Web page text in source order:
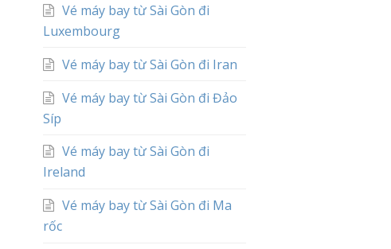
Vé máy bay từ Sài Gòn đi
Luxembourg
Vé máy bay từ Sài Gòn đi Iran
Vé máy bay từ Sài Gòn đi Đảo
Síp
Vé máy bay từ Sài Gòn đi
Ireland
Vé máy bay từ Sài Gòn đi Ma
rốc